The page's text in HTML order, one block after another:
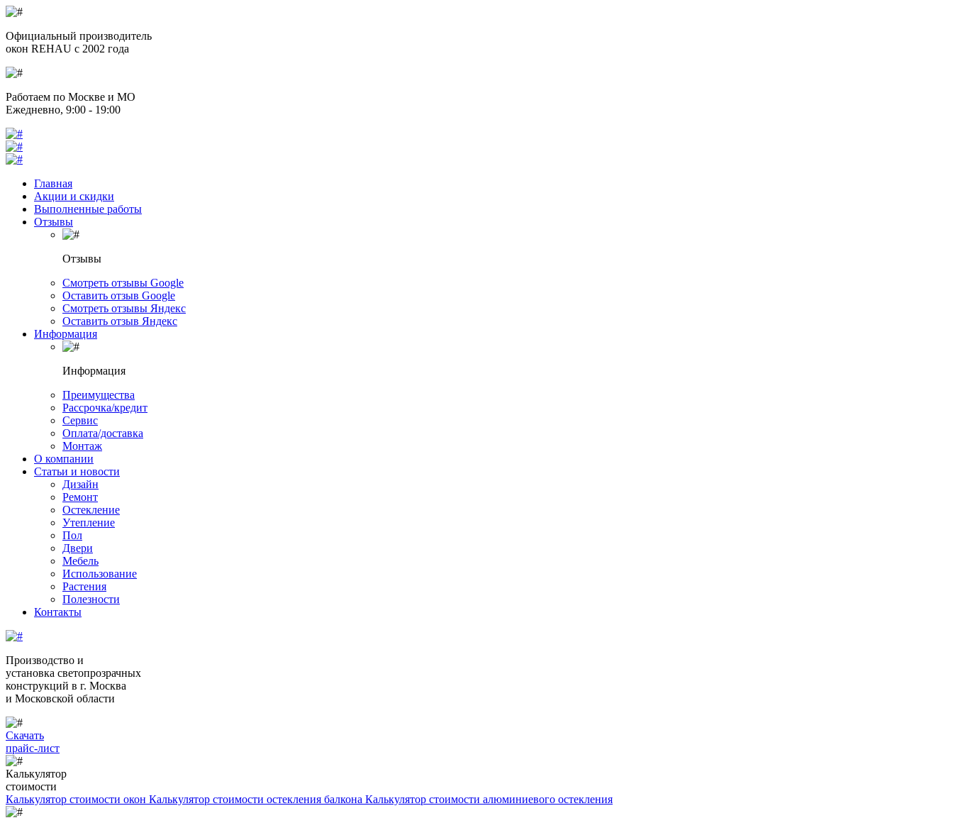
Официальный производитель
окон REHAU с 2002 года
Работаем по Москве и МО
Ежедневно, 9:00 - 19:00
Главная
Акции и скидки
Выполненные работы
Отзывы
Отзывы
Смотреть отзывы Google
Оставить отзыв Google
Смотреть отзывы Яндекс
Оставить отзыв Яндекс
Информация
Информация
Преимущества
Рассрочка/кредит
Сервис
Оплата/доставка
Монтаж
О компании
Статьи и новости
Дизайн
Ремонт
Остекление
Утепление
Пол
Двери
Мебель
Использование
Растения
Полезности
Контакты
Производство и
установка светопрозрачных
конструкций в г. Москва
и Московской области
Скачать
прайс-лист
Калькулятор
стоимости
Калькулятор стоимости окон Калькулятор стоимости остекления балкона Калькулятор стоимости алюминиевого остекления